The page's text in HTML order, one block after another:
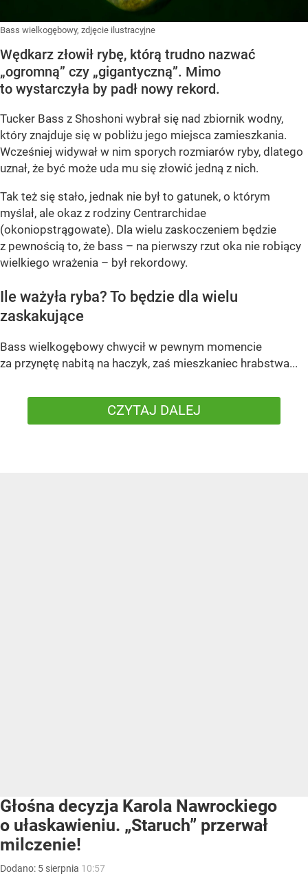
Bass wielkogębowy, zdjęcie ilustracyjne
Wędkarz złowił rybę, którą trudno nazwać
„ogromną” czy „gigantyczną”. Mimo
to wystarczyła by padł nowy rekord.
Tucker Bass z Shoshoni wybrał się nad zbiornik wodny,
który znajduje się w pobliżu jego miejsca zamieszkania.
Wcześniej widywał w nim sporych rozmiarów ryby, dlatego
uznał, że być może uda mu się złowić jedną z nich.
Tak też się stało, jednak nie był to gatunek, o którym
myślał, ale okaz z rodziny Centrarchidae
(okoniopstrągowate). Dla wielu zaskoczeniem będzie
z pewnością to, że bass – na pierwszy rzut oka nie robiący
wielkiego wrażenia – był rekordowy.
Ile ważyła ryba? To będzie dla wielu
zaskakujące
Bass wielkogębowy chwycił w pewnym momencie
za przynętę nabitą na haczyk, zaś mieszkaniec hrabstwa...
CZYTAJ DALEJ
Głośna decyzja Karola Nawrockiego
o ułaskawieniu. „Staruch” przerwał
milczenie!
Dodano: 5 sierpnia 10:57